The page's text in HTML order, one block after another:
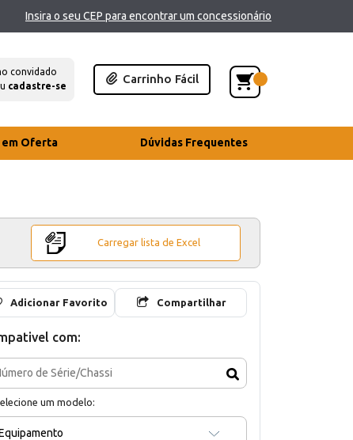
Insira o seu CEP para encontrar um concessionário
convidado
cadastre-se
Carrinho Fácil
em Oferta Dúvidas Frequentes
Carregar lista de Excel
Adicionar Favorito Compartilhar
com:
um modelo: